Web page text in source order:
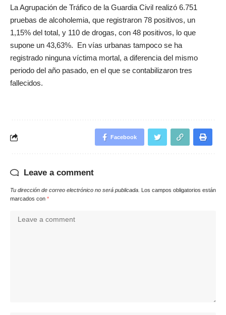
La Agrupación de Tráfico de la Guardia Civil realizó 6.751
pruebas de alcoholemia, que registraron 78 positivos, un
1,15% del total, y 110 de drogas, con 48 positivos, lo que
supone un 43,63%. En vías urbanas tampoco se ha
registrado ninguna víctima mortal, a diferencia del mismo
periodo del año pasado, en el que se contabilizaron tres
fallecidos.
Facebook
Leave a comment
Tu dirección de correo electrónico no será publicada. Los campos obligatorios están
marcados con *